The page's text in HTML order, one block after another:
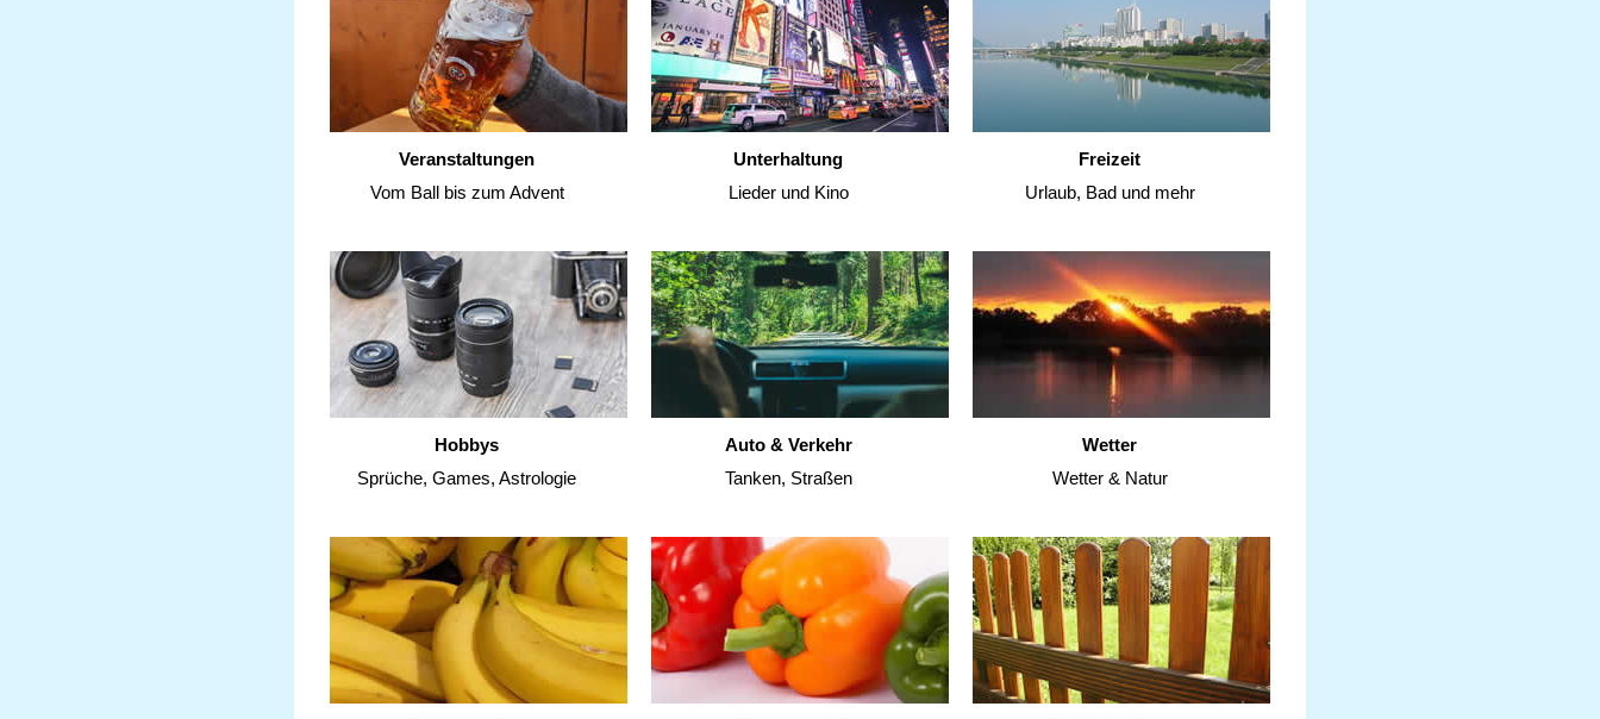
Veranstaltungen
Vom Ball bis zum Advent
Unterhaltung
Lieder und Kino
Freizeit
Urlaub, Bad und mehr
Hobbys
Sprüche, Games, Astrologie
Auto & Verkehr
Tanken, Straßen
Wetter
Wetter & Natur